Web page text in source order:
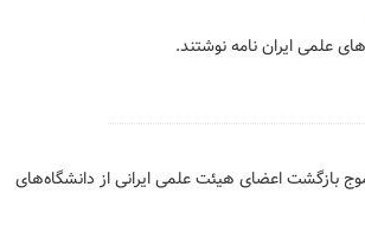
بازگشت اعضای هیئت علمی ایرانی از دانشگاه‌های